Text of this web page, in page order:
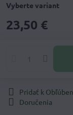
Vyberte variant
23,50 €
Pridať k
Doručenia